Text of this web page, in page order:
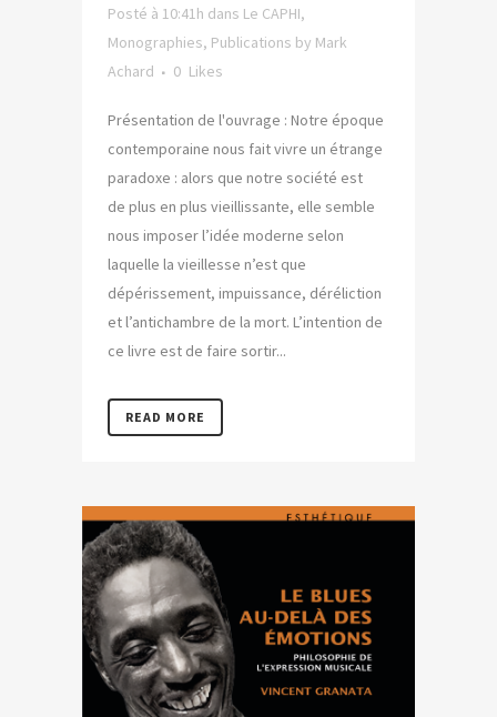
Posté à 10:41h dans Le CAPHI,
Monographies, Publications by Mark
Achard
0 Likes
Présentation de l'ouvrage : Notre époque
contemporaine nous fait vivre un étrange
paradoxe : alors que notre société est
de plus en plus vieillissante, elle semble
nous imposer l’idée moderne selon
laquelle la vieillesse n’est que
dépérissement, impuissance, déréliction
et l’antichambre de la mort. L’intention de
ce livre est de faire sortir...
READ MORE